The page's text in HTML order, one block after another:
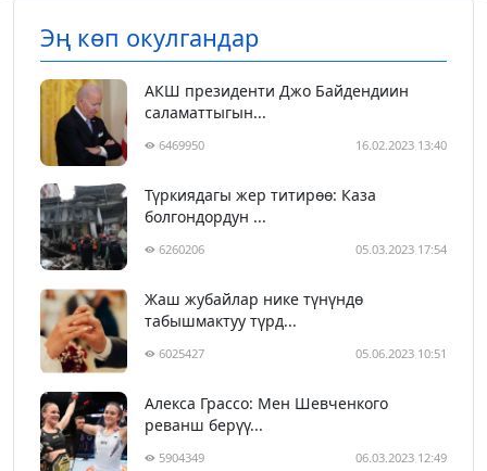
Эң көп окулгандар
АКШ президенти Джо Байдендиин
саламаттыгын...
6469950 16.02.2023 13:40
Түркиядагы жер титирөө: Каза
болгондордун ...
6260206 05.03.2023 17:54
Жаш жубайлар нике түнүндө
табышмактуу түрд...
6025427 05.06.2023 10:51
Алекса Грассо: Мен Шевченкого
реванш берүү...
5904349 06.03.2023 12:49